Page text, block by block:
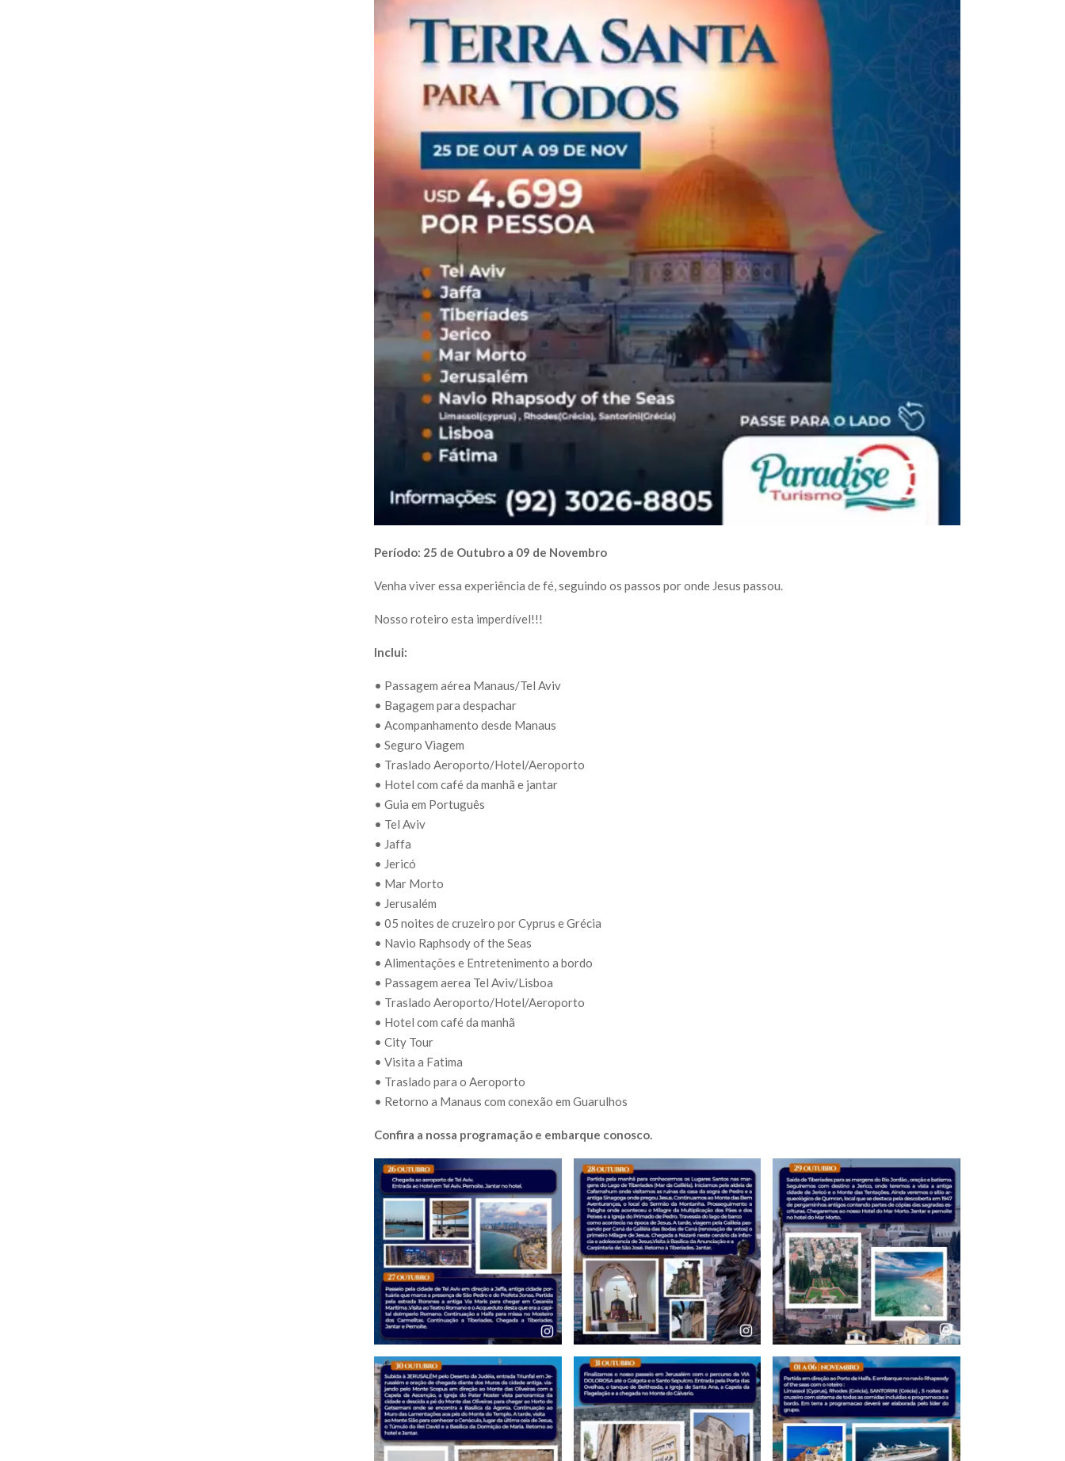
Período: 25 de Outubro a 09 de Novembro
Venha viver essa experiência de fé, seguindo os passos por onde Jesus passou.
Nosso roteiro esta imperdível!!!
Inclui:
• Passagem aérea Manaus/Tel Aviv
• Bagagem para despachar
• Acompanhamento desde Manaus
• Seguro Viagem
• Traslado Aeroporto/Hotel/Aeroporto
• Hotel com café da manhã e jantar
• Guia em Português
• Tel Aviv
• Jaffa
• Jericó
• Mar Morto
• Jerusalém
• 05 noites de cruzeiro por Cyprus e Grécia
• Navio Raphsody of the Seas
• Alimentações e Entretenimento a bordo
• Passagem aerea Tel Aviv/Lisboa
• Traslado Aeroporto/Hotel/Aeroporto
• Hotel com café da manhã
• City Tour
• Visita a Fatima
• Traslado para o Aeroporto
• Retorno a Manaus com conexão em Guarulhos
Confira a nossa programação e embarque conosco.